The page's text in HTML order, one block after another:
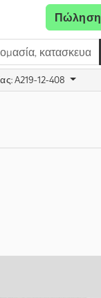
Πώληση
A219-12-408